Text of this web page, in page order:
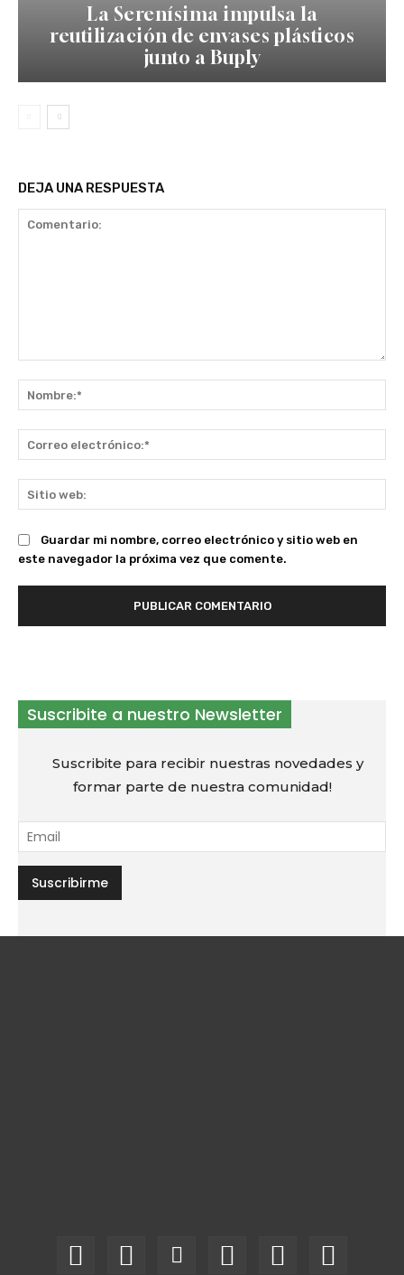
La Serenísima impulsa la
reutilización de envases plásticos
junto a Buply
DEJA UNA RESPUESTA
Guardar mi nombre, correo electrónico y sitio web en
este navegador la próxima vez que comente.
Suscribite a nuestro Newsletter
Suscribite para recibir nuestras novedades y
formar parte de nuestra comunidad!